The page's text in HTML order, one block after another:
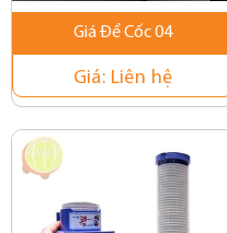
Giá Để Cốc 04
Giá: Liên hệ